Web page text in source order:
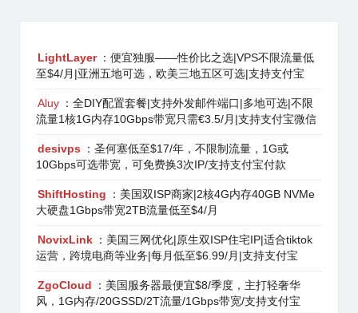
LightLayer ：便宜独服——性价比之选|VPS不限流量低
至$4/月|亚洲五地可选，欧美三地五区可选|支持支付宝
Aluy ：全DIY配置套餐|支持外发邮件端口|多地可选|不限
流量1核1G内存10Gbps带宽只需€3.5/月|支持支付宝微信
desivps
：圣何塞低至$17/年，不限制流量，1G或
10Gbps可选带宽，可免费换3次IP/支持支付宝付款
ShiftHosting
：美国双ISP商家|2核4G内存40GB NVMe
大硬盘1Gbps带宽2TB流量低至$4/月
NovixLink ：美国三网优化|原生双ISP住宅IP|适合tiktok
运营，跨境电商等业务|每月低至$6.99/月|支持支付宝
ZgoCloud
：美国服务器最便宜$8/季度，主打轻奢华
风，1G内存/20GSSD/2T流量/1Gbps带宽/支持支付宝